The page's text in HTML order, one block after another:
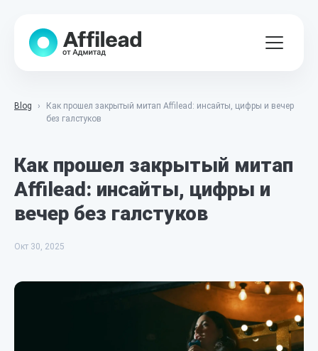
Blog
Как прошел закрытый митап Affilead: инсайты, цифры и вечер
без галстуков
Как прошел закрытый митап
Affilead: инсайты, цифры и
вечер без галстуков
Окт 30, 2025